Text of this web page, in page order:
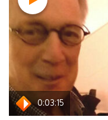
0:03:15